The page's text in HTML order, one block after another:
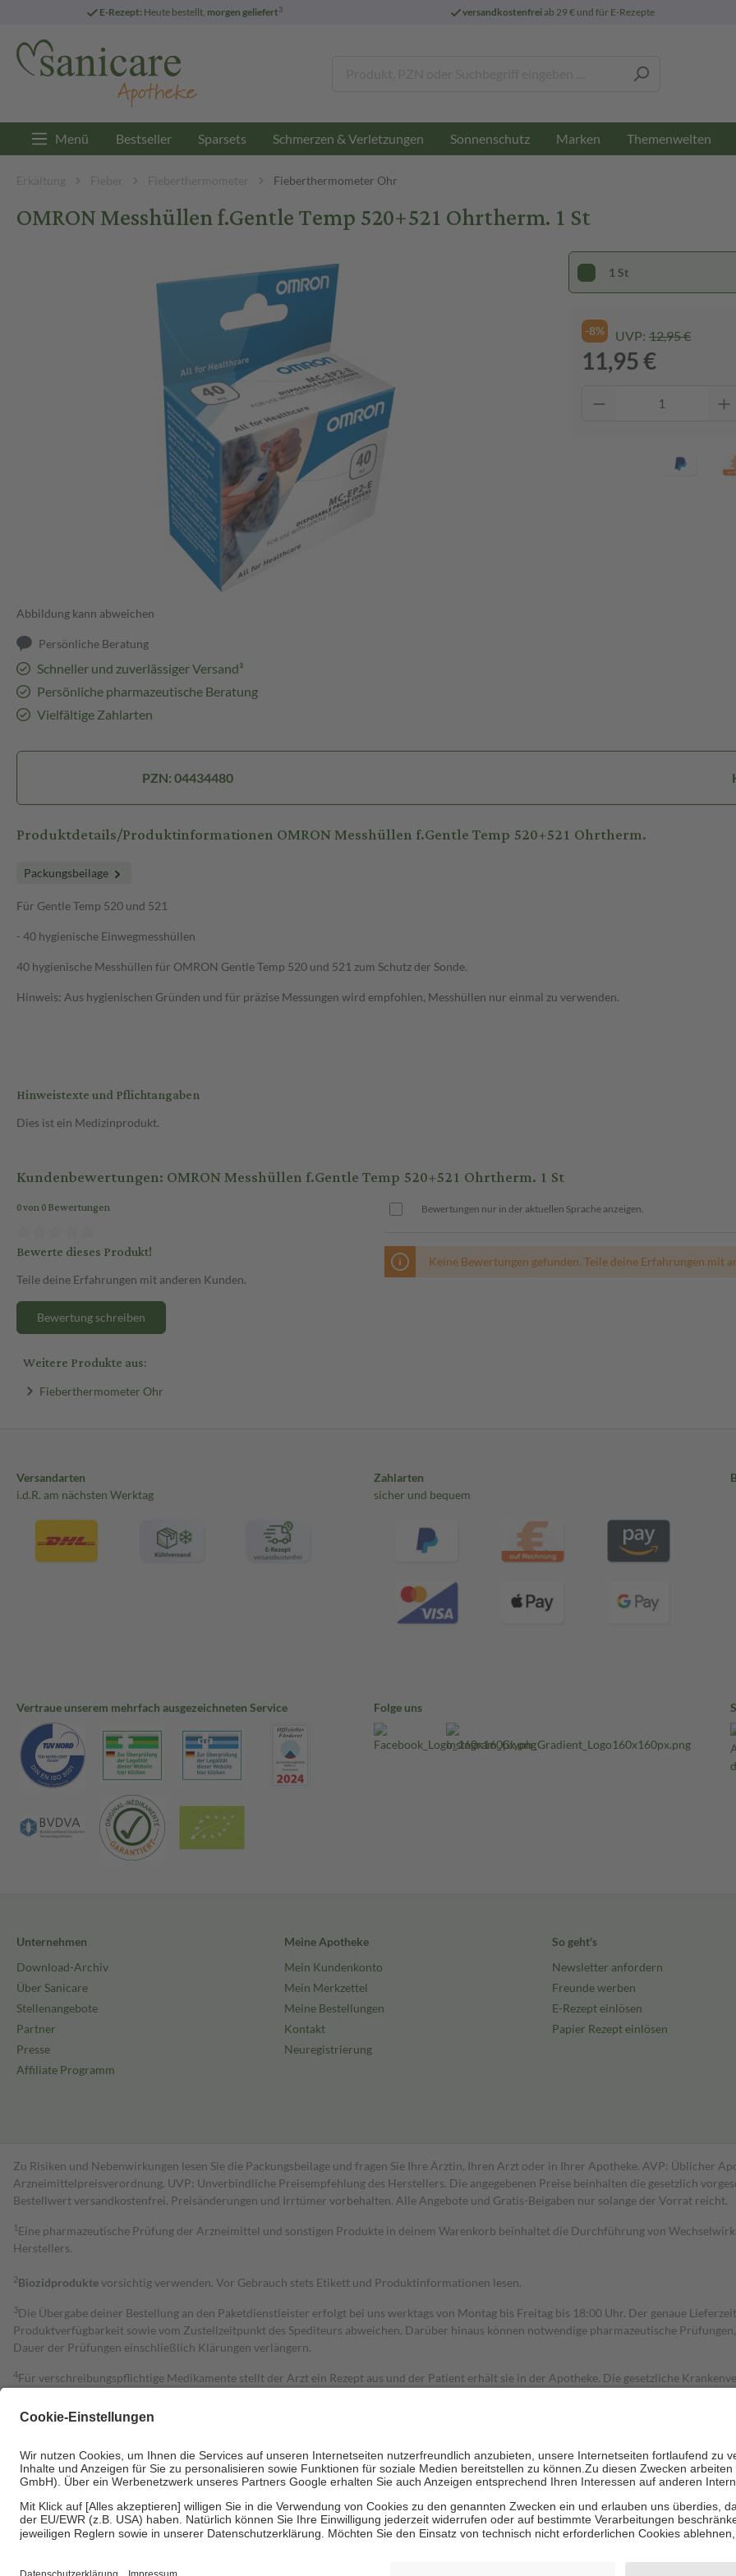
E-Rezept: Heute bestellt, morgen geliefert3 versandkostenfreiab 29 € und für E-Rezepte
Menü Bestseller Sparsets Schmerzen & Verletzungen Sonnenschutz Marken Themenwelten
Erkältung Fieber Fieberthermometer Fieberthermometer Ohr
OMRON Messhüllen f.Gentle Temp 520+521 Ohrtherm. 1 St
Abbildung kann abweichen
Persönliche Beratung
Schneller und zuverlässiger Versand³
Persönliche pharmazeutische Beratung
Vielfältige Zahlarten
1 St
-8% UVP: 12,95 €
11,95 €
PZN: 04434480
Produktdetails/Produktinformationen OMRON Messhüllen f.Gentle Temp 520+521 Ohrtherm.
Packungsbeilage
Für Gentle Temp 520 und 521
- 40 hygienische Einwegmesshüllen
40 hygienische Messhüllen für OMRON Gentle Temp 520 und 521 zum Schutz der Sonde.
Hinweis: Aus hygienischen Gründen und für präzise Messungen wird empfohlen, Messhüllen nur einmal zu verwenden.
Hinweistexte und Pflichtangaben
Dies ist ein Medizinprodukt.
Kundenbewertungen: OMRON Messhüllen f.Gentle Temp 520+521 Ohrtherm. 1 St
0 von 0 Bewertungen
Bewerte dieses Produkt!
Teile deine Erfahrungen mit anderen Kunden.
Bewertung schreiben
Bewertungen nur in der aktuellen Sprache anzeigen.
Keine Bewertungen gefunden. Teile deine Erfahrungen mit
Weitere Produkte aus:
Fieberthermometer Ohr
Versandarten
i.d.R. am nächsten Werktag
Zahlarten
sicher und bequem
Vertraue unserem mehrfach ausgezeichneten Service Folge uns
Unternehmen
Download-Archiv
Über Sanicare
Stellenangebote
Partner
Presse
Affiliate Programm
Meine Apotheke
Mein Kundenkonto
Mein Merkzettel
Meine Bestellungen
Kontakt
Neuregistrierung
So geht's
Newsletter anfordern
Freunde werben
E-Rezept einlösen
Papier Rezept einlösen
Zu Risiken und Nebenwirkungen lesen Sie die Packungsbeilage und fragen Sie Ihre Ärztin, Ihren Arzt oder in Ihrer Apotheke. AVP: Üblicher
Arzneimittelpreisverordnung. UVP: Unverbindliche Preisempfehlung des Herstellers. Die angegebenen Preise beinhalten die gesetzlich
Bestell­wert versand­kosten­frei. Preisänderungen und Irrtümer vorbehalten. Alle Angebote und Gratis-Beigaben nur solange der Vorrat reicht.
1 Eine pharmazeutische Prüfung der Arzneimittel und sonstigen Produkte in deinem Warenkorb beinhaltet die Durchführung von
Herstellers.
2Biozidproduktevorsichtig verwenden. Vor Gebrauch stets Etikett und Produktinformationen lesen.
3Die Übergabe deiner Bestellung an den Paketdienstleister erfolgt bei uns werktags von Montag bis Freitag bis 18:00 Uhr. Der genaue
Produktverfügbarkeit sowie vom Zustellzeitpunkt des Spediteurs abweichen. Darüber hinaus können notwendige pharmazeutische
Dauer der Prüfungen einschließlich Klärungen verlängern.
4Für verschreibungspflichtige Medikamente stellt der Arzt ein Rezept aus und der Patient erhält sie in der Apotheke. Die gesetzliche
Grundsätzlich leisten Mitglieder Zuzahlungen in Höhe von zehn Prozent des Abgabepreises,
Bei Heilmitteln und häuslicher Krankenpflege beträgt die Zuzahlung zehn Prozent der Kosten sowie zehn Euro je Verordnung.
Um das Engagement der Versicherten für ihre eigene Gesundheit zu stärken und die besondere Stellung der Familie zu unterstützen, fallen
• Untersuchungen zur Vorsorge und Früherkennung, die von der GKV getragen werden
• empfohlenen Schutzimpfungen